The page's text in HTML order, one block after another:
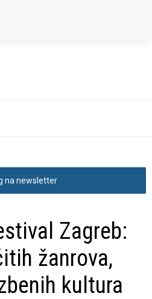
na newsletter
Zagreb:
žanrova,
kultura